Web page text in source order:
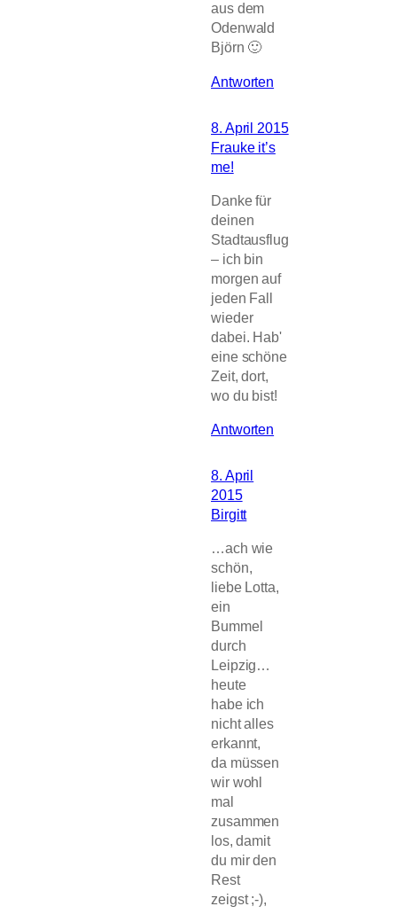
aus dem
Odenwald
Björn 🙂
Antworten
8. April 2015
Frauke it’s
me!
Danke für
deinen
Stadtausflug
– ich bin
morgen auf
jeden Fall
wieder
dabei. Hab'
eine schöne
Zeit, dort,
wo du bist!
Antworten
8. April
2015
Birgitt
…ach wie
schön,
liebe Lotta,
ein
Bummel
durch
Leipzig…
heute
habe ich
nicht alles
erkannt,
da müssen
wir wohl
mal
zusammen
los, damit
du mir den
Rest
zeigst ;-),